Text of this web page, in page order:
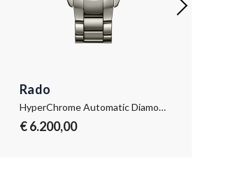
Rado
HyperChrome Automatic Diamonds
€ 6.200,00